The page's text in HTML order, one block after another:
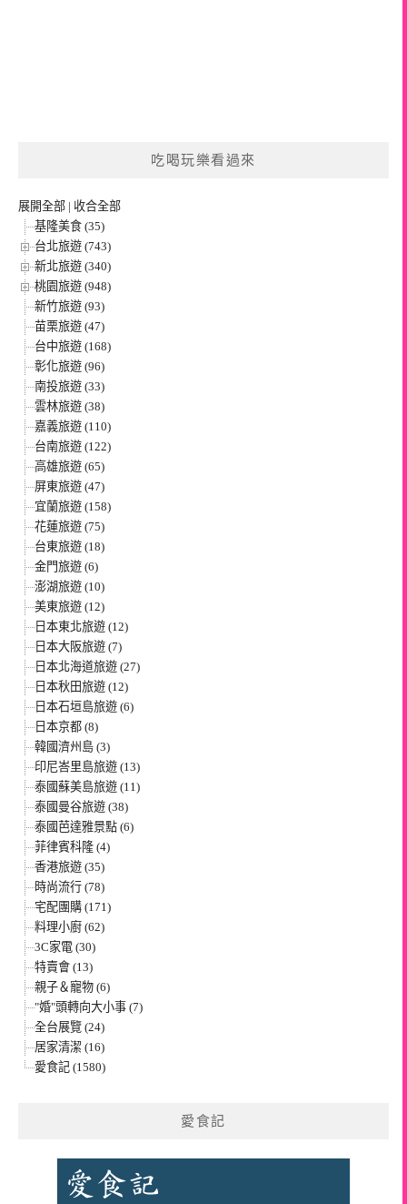
吃喝玩樂看過來
展開全部 | 收合全部
基隆美食 (35)
台北旅遊 (743)
新北旅遊 (340)
桃園旅遊 (948)
新竹旅遊 (93)
苗栗旅遊 (47)
台中旅遊 (168)
彰化旅遊 (96)
南投旅遊 (33)
雲林旅遊 (38)
嘉義旅遊 (110)
台南旅遊 (122)
高雄旅遊 (65)
屏東旅遊 (47)
宜蘭旅遊 (158)
花蓮旅遊 (75)
台東旅遊 (18)
金門旅遊 (6)
澎湖旅遊 (10)
美東旅遊 (12)
日本東北旅遊 (12)
日本大阪旅遊 (7)
日本北海道旅遊 (27)
日本秋田旅遊 (12)
日本石垣島旅遊 (6)
日本京都 (8)
韓國濟州島 (3)
印尼峇里島旅遊 (13)
泰國蘇美島旅遊 (11)
泰國曼谷旅遊 (38)
泰國芭達雅景點 (6)
菲律賓科隆 (4)
香港旅遊 (35)
時尚流行 (78)
宅配團購 (171)
料理小廚 (62)
3C家電 (30)
特賣會 (13)
親子＆寵物 (6)
"婚"頭轉向大小事 (7)
全台展覽 (24)
居家清潔 (16)
愛食記 (1580)
愛食記